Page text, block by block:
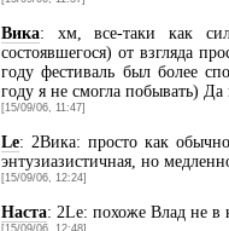
Вика: хм, все-таки как
состоявшегося) от взгляда
году фестиваль был более
году я не смогла побывать) Да
[15/09/06, 11:47]
Le: 2Вика: просто как
энтузиазистичная, но
[15/09/06, 12:24]
Наста: 2Le: похоже Влад не в